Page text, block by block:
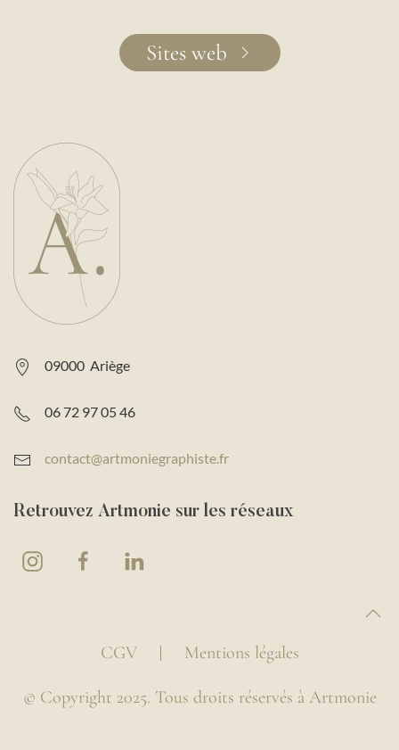
Sites web
09000 Ariège
06 72 97 05 46
contact@artmoniegraphiste.fr
Retrouvez Artmonie sur les réseaux
CGV Mentions légales
© Copyright 2025. Tous droits réservés à Artmonie